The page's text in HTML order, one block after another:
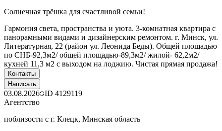
Солнечная трёшка для счастливой семьи!
Гармония света, пространства и уюта. 3-комнатная квартира с
панорамными видами и дизайнерским ремонтом. г. Минск, ул.
Литературная, 22 (район ул. Леонида Беды). Общей площадью
по СНБ-92,3м2/ общей площадью-89,3м2/ жилой- 62,2м2/
кухней 11,3 м2 с выходом на лоджию. Чистая прямая продажа!
Контакты
Написать
03.08.2026 ID 4129119
Агентство
поблизости с г. Клецк, Минская область